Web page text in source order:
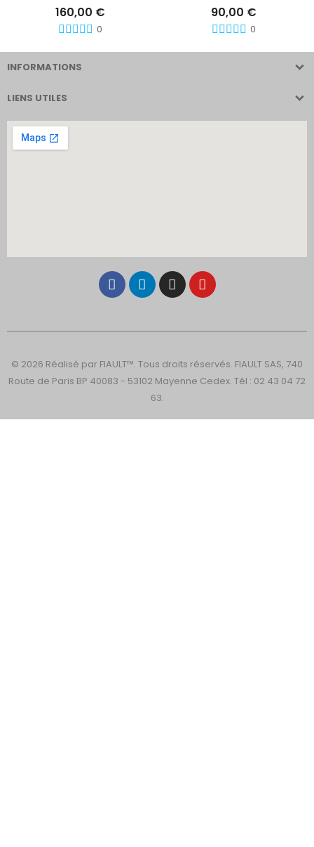
160,00 €
0
90,00 €
0
INFORMATIONS
LIENS UTILES
© 2026 Réalisé par FIAULT™. Tous droits réservés. FIAULT SAS, 740
Route de Paris BP 40083 - 53102 Mayenne Cedex. Tél : 02 43 04 72
63.